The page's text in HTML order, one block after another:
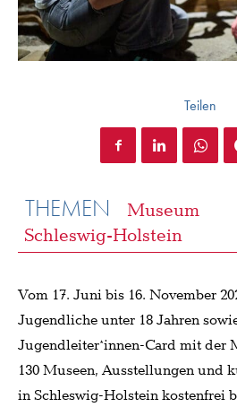
Teilen
THEMEN
Museum
Schleswig-Holstein
Vom 17. Juni bis 16. November
Jugendliche unter 18 Jahren
Jugendleiter*innen-Card mit der
130 Museen, Ausstellungen und
in Schleswig-Holstein kostenfrei